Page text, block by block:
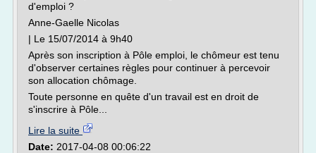
d'emploi ?
Anne-Gaelle Nicolas
| Le 15/07/2014 à 9h40
Après son inscription à Pôle emploi, le chômeur est tenu
d'observer certaines règles pour continuer à percevoir
son allocation chômage.
Toute personne en quête d'un travail est en droit de
s'inscrire à Pôle...
Lire la suite
Date: 2017-04-08 00:06:22